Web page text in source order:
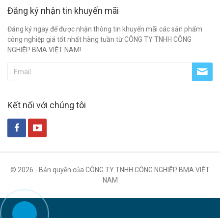
Đăng ký nhận tin khuyến mãi
Đăng ký ngay để được nhận thông tin khuyến mãi các sản phẩm
công nghiệp giá tốt nhất hàng tuần từ CÔNG TY TNHH CÔNG
NGHIỆP BMA VIỆT NAM!
Kết nối với chúng tôi
© 2026 - Bản quyền của CÔNG TY TNHH CÔNG NGHIỆP BMA VIỆT
NAM